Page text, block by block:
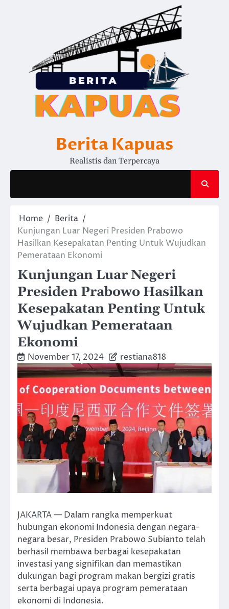
Berita Kapuas
Realistis dan Terpercaya
Home
Berita
Kunjungan Luar Negeri Presiden Prabowo
Hasilkan Kesepakatan Penting Untuk Wujudkan
Pemerataan Ekonomi
Kunjungan Luar Negeri
Presiden Prabowo Hasilkan
Kesepakatan Penting Untuk
Wujudkan Pemerataan
Ekonomi
November 17, 2024 restiana818
JAKARTA — Dalam rangka memperkuat
hubungan ekonomi Indonesia dengan negara-
negara besar, Presiden Prabowo Subianto telah
berhasil membawa berbagai kesepakatan
investasi yang signifikan dan memastikan
dukungan bagi program makan bergizi gratis
serta berbagai upaya program pemerataan
ekonomi di Indonesia.